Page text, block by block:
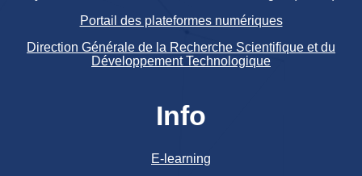
Portail des plateformes numériques
Direction Générale de la Recherche Scientifique et du
Développement Technologique
Info
E-learning